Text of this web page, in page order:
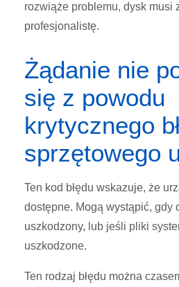
rozwiąże problemu, dysk musi
profesjonalistę.
Żądanie nie
się z powodu
krytycznego
sprzętowego
Ten kod błędu wskazuje, że
dostępne. Mogą wystąpić, gdy
uszkodzony, lub jeśli pliki
uszkodzone.
Ten rodzaj błędu można